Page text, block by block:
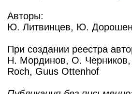
Авторы:
Ю. Литвинцев, Ю.
При создании реестра
Н. Мординов, О.
Roch, Guus Ottenhof